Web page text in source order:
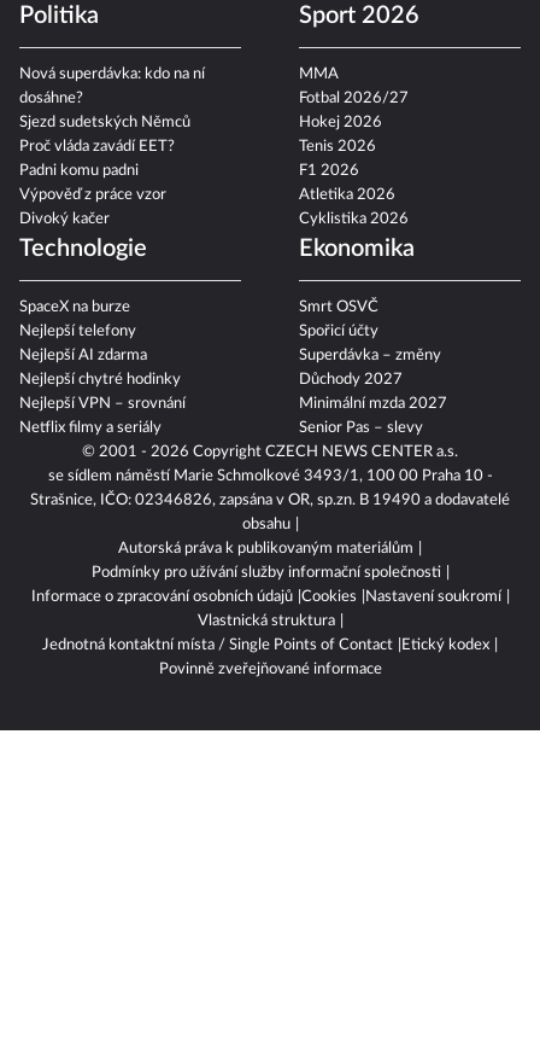
© 2001 - 2026 Copyright CZECH NEWS CENTER a.s.
se sídlem náměstí Marie Schmolkové 3493/1, 100 00 Praha 10 -
Strašnice, IČO: 02346826, zapsána v OR, sp.zn. B 19490 a dodavatelé
obsahu
Autorská práva k publikovaným materiálům
Podmínky pro užívání služby informační společnosti
Informace o zpracování osobních údajů Cookies
Nastavení soukromí
Vlastnická struktura
Jednotná kontaktní místa / Single Points of Contact
Etický kodex
Povinně zveřejňované informace
Politika
Nová superdávka: kdo na ní
dosáhne?
Sjezd sudetských Němců
Proč vláda zavádí EET?
Padni komu padni
Výpověď z práce vzor
Divoký kačer
Sport 2026
MMA
Fotbal 2026/27
Hokej 2026
Tenis 2026
F1 2026
Atletika 2026
Cyklistika 2026
Technologie
SpaceX na burze
Nejlepší telefony
Nejlepší AI zdarma
Nejlepší chytré hodinky
Nejlepší VPN – srovnání
Netflix filmy a seriály
Ekonomika
Smrt OSVČ
Spořicí účty
Superdávka – změny
Důchody 2027
Minimální mzda 2027
Senior Pas – slevy